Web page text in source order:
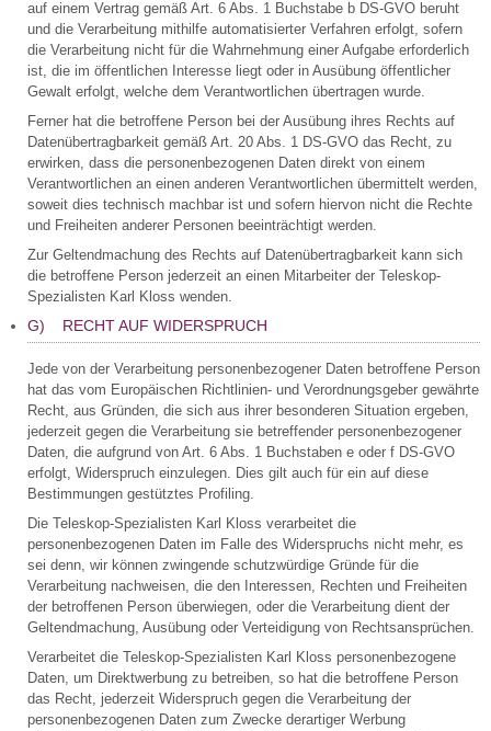
auf einem Vertrag gemäß Art. 6 Abs. 1 Buchstabe b DS-GVO beruht
und die Verarbeitung mithilfe automatisierter Verfahren erfolgt, sofern
die Verarbeitung nicht für die Wahrnehmung einer Aufgabe erforderlich
ist, die im öffentlichen Interesse liegt oder in Ausübung öffentlicher
Gewalt erfolgt, welche dem Verantwortlichen übertragen wurde.
Ferner hat die betroffene Person bei der Ausübung ihres Rechts auf
Datenübertragbarkeit gemäß Art. 20 Abs. 1 DS-GVO das Recht, zu
erwirken, dass die personenbezogenen Daten direkt von einem
Verantwortlichen an einen anderen Verantwortlichen übermittelt werden,
soweit dies technisch machbar ist und sofern hiervon nicht die Rechte
und Freiheiten anderer Personen beeinträchtigt werden.
Zur Geltendmachung des Rechts auf Datenübertragbarkeit kann sich
die betroffene Person jederzeit an einen Mitarbeiter der Teleskop-
Spezialisten Karl Kloss wenden.
G) RECHT AUF WIDERSPRUCH
Jede von der Verarbeitung personenbezogener Daten betroffene Person
hat das vom Europäischen Richtlinien- und Verordnungsgeber gewährte
Recht, aus Gründen, die sich aus ihrer besonderen Situation ergeben,
jederzeit gegen die Verarbeitung sie betreffender personenbezogener
Daten, die aufgrund von Art. 6 Abs. 1 Buchstaben e oder f DS-GVO
erfolgt, Widerspruch einzulegen. Dies gilt auch für ein auf diese
Bestimmungen gestütztes Profiling.
Die Teleskop-Spezialisten Karl Kloss verarbeitet die
personenbezogenen Daten im Falle des Widerspruchs nicht mehr, es
sei denn, wir können zwingende schutzwürdige Gründe für die
Verarbeitung nachweisen, die den Interessen, Rechten und Freiheiten
der betroffenen Person überwiegen, oder die Verarbeitung dient der
Geltendmachung, Ausübung oder Verteidigung von Rechtsansprüchen.
Verarbeitet die Teleskop-Spezialisten Karl Kloss personenbezogene
Daten, um Direktwerbung zu betreiben, so hat die betroffene Person
das Recht, jederzeit Widerspruch gegen die Verarbeitung der
personenbezogenen Daten zum Zwecke derartiger Werbung